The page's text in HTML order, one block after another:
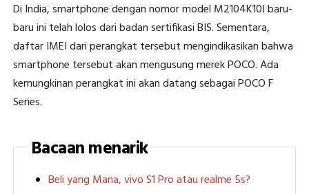
Di India, smartphone dengan nomor model M2104K10I baru-
baru ini telah lolos dari badan sertifikasi BIS. Sementara,
daftar IMEI dari perangkat tersebut mengindikasikan bahwa
smartphone tersebut akan mengusung merek POCO. Ada
kemungkinan perangkat ini akan datang sebagai POCO F
Series.
Bacaan menarik
Beli yang Mana, vivo S1 Pro atau realme 5s?